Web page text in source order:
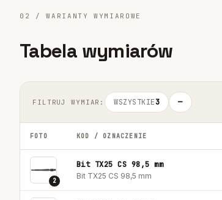
02 / WARIANTY WYMIAROWE
Tabela wymiarów
FILTRUJ WYMIAR: WSZYSTKIE3 —
FOTO KOD / OZNACZENIE
2
Bit TX25 CS 98,5 mm
Bit TX25 CS 98,5 mm